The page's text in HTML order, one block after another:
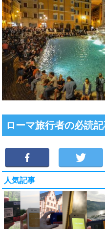
ローマ旅行者の必読
人気記事